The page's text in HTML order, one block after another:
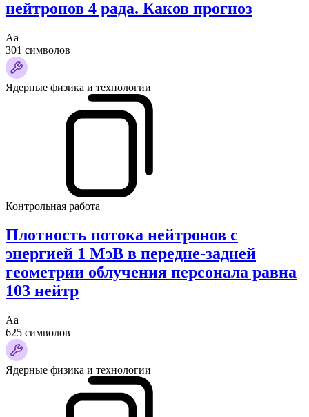
нейтронов 4 рада. Каков прогноз
Аа
301 символов
Ядерные физика и технологии
Контрольная работа
Плотность потока нейтронов с
энергией 1 МэВ в передне-задней
геометрии облучения персонала равна
103 нейтр
Аа
625 символов
Ядерные физика и технологии